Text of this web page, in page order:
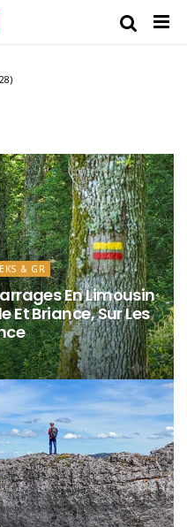
& GR
En Limousin
Et Briance, Sur Les